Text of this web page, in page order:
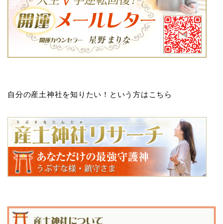
自分の産土神社を知りたい！という方はこちら